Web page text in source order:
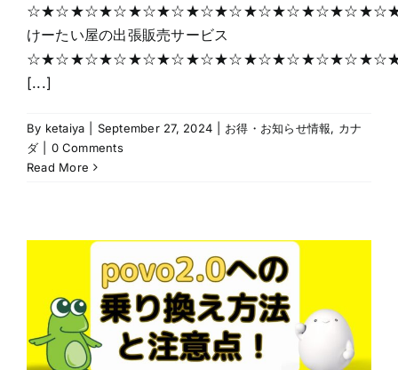
けーたい屋の出張販売サービス
[...]
By ketaiya September 27, 2024 お得・お知らせ情報, カナ
ダ
0 Comments
Read More